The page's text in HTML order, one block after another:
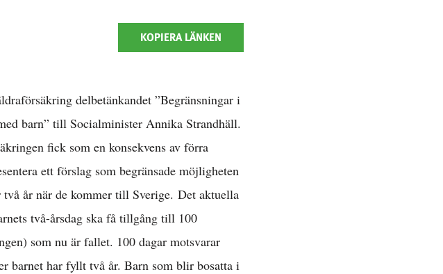
KOPIERA LÄNKEN
delbetänkandet ”Begränsningar i
barn” till Socialminister Annika Strandhäll.
fick som en konsekvens av förra
ett förslag som begränsade möjligheten
år när de kommer till Sverige. Det aktuella
två-årsdag ska få tillgång till 100
som nu är fallet. 100 dagar motsvarar
barnet har fyllt två år. Barn som blir bosatta i